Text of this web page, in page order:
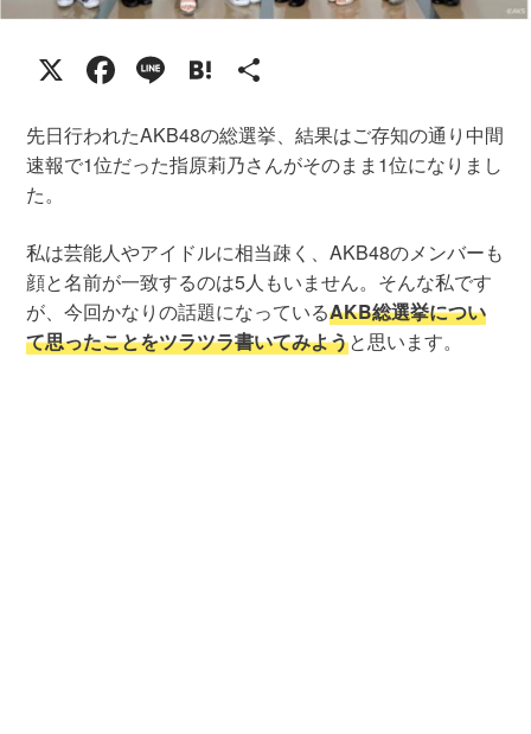
X Facebook
LineHatena
先日行われたAKB48の総選挙、結果はご存知の通り中間
速報で1位だった指原莉乃さんがそのまま1位になりまし
た。
私は芸能人やアイドルに相当疎く、AKB48のメンバーも
顔と名前が一致するのは5人もいません。そんな私です
が、今回かなりの話題になっているAKB総選挙につい
て思ったことをツラツラ書いてみようと思います。